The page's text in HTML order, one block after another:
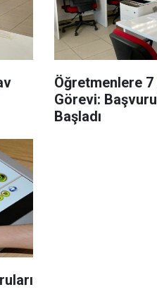
Öğretmenlere 7
Görevi:
Başladı